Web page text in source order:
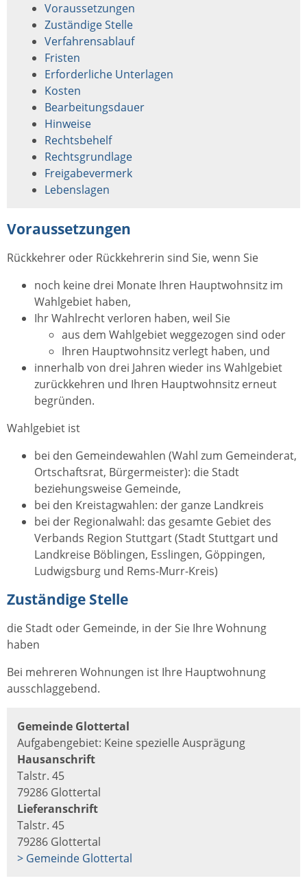
Voraussetzungen
Zuständige Stelle
Verfahrensablauf
Fristen
Erforderliche Unterlagen
Kosten
Bearbeitungsdauer
Hinweise
Rechtsbehelf
Rechtsgrundlage
Freigabevermerk
Lebenslagen
Voraussetzungen
Rückkehrer oder Rückkehrerin sind Sie, wenn Sie
noch keine drei Monate Ihren Hauptwohnsitz im
Wahlgebiet haben,
Ihr Wahlrecht verloren haben, weil Sie
aus dem Wahlgebiet weggezogen sind oder
Ihren Hauptwohnsitz verlegt haben, und
innerhalb von drei Jahren wieder ins Wahlgebiet
zurückkehren und Ihren Hauptwohnsitz erneut
begründen.
Wahlgebiet ist
bei den Gemeindewahlen (Wahl zum Gemeinderat,
Ortschaftsrat, Bürgermeister): die Stadt
beziehungsweise Gemeinde,
bei den Kreistagwahlen: der ganze Landkreis
bei der Regionalwahl: das gesamte Gebiet des
Verbands Region Stuttgart (Stadt Stuttgart und
Landkreise Böblingen, Esslingen, Göppingen,
Ludwigsburg und Rems-Murr-Kreis)
Zuständige Stelle
die Stadt oder Gemeinde, in der Sie Ihre Wohnung
haben
Bei mehreren Wohnungen ist Ihre Hauptwohnung
ausschlaggebend.
Gemeinde Glottertal
Aufgabengebiet: Keine spezielle Ausprägung
Hausanschrift
Talstr. 45
79286 Glottertal
Lieferanschrift
Talstr. 45
79286 Glottertal
> Gemeinde Glottertal